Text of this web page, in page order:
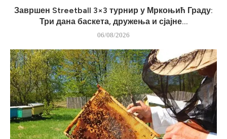
Завршен Streetball 3×3 турнир у Мркоњић Граду:
Три дана баскета, дружења и сјајне...
06/08/2026